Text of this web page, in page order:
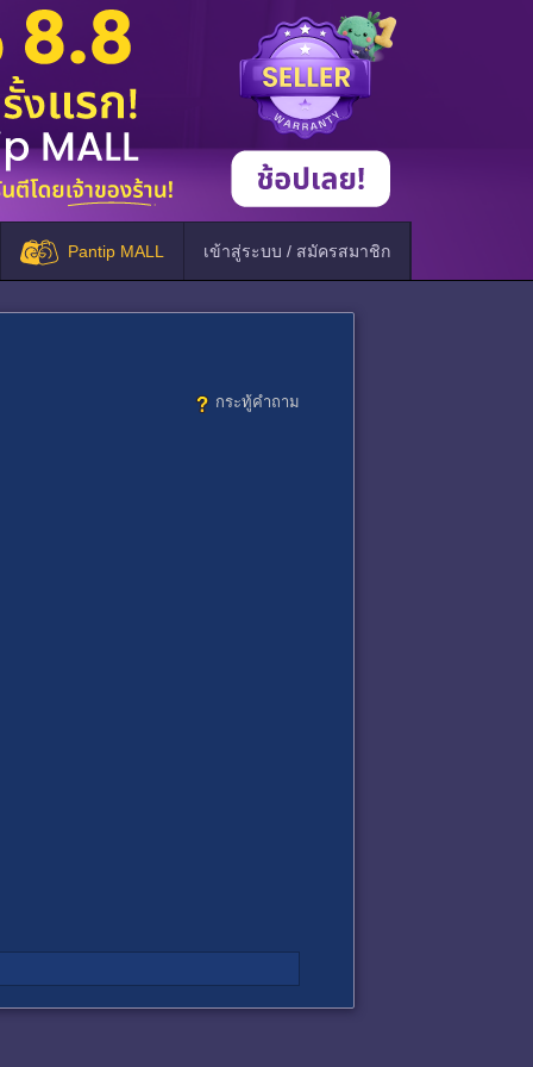
Pantip MALL เข้าสู่ระบบ / สมัครสมาชิก
กระทู้คำถาม